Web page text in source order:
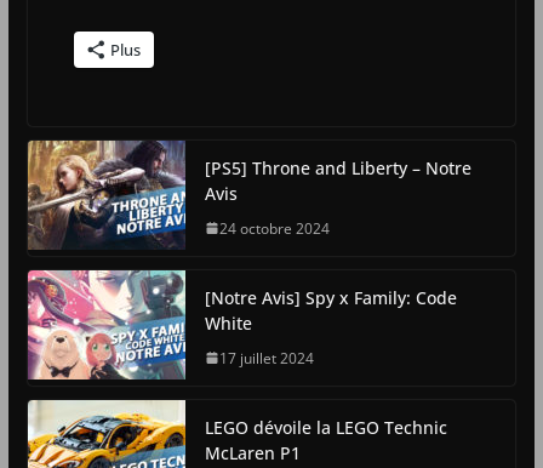
Plus
[PS5] Throne and Liberty – Notre
Avis
24 octobre 2024
[Notre Avis] Spy x Family: Code
White
17 juillet 2024
LEGO dévoile la LEGO Technic
McLaren P1